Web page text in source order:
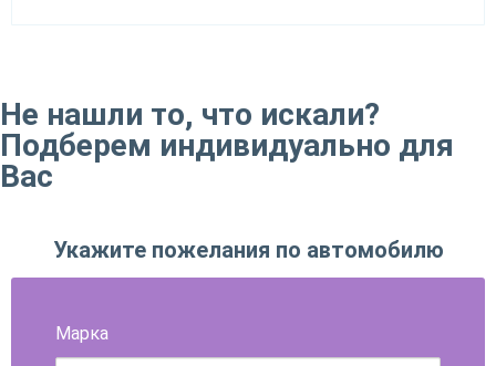
Не нашли то, что искали?
Подберем индивидуально для
Вас
Укажите пожелания по автомобилю
Марка